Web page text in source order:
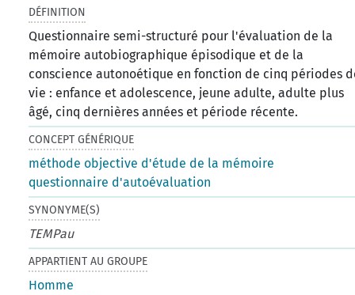
DÉFINITION
​Questionnaire semi-structuré pour l'évaluation de la
mémoire autobiographique épisodique et de la
conscience autonoétique en fonction de cinq périodes
vie : enfance et adolescence, jeune adulte, adulte plus
âgé, cinq dernières années et période récente.
CONCEPT GÉNÉRIQUE
méthode objective d'étude de la mémoire
questionnaire d'autoévaluation
SYNONYME(S)
TEMPau
APPARTIENT AU GROUPE
Homme